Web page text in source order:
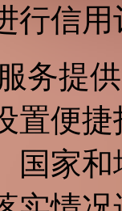
行信用
务提
置便
国家